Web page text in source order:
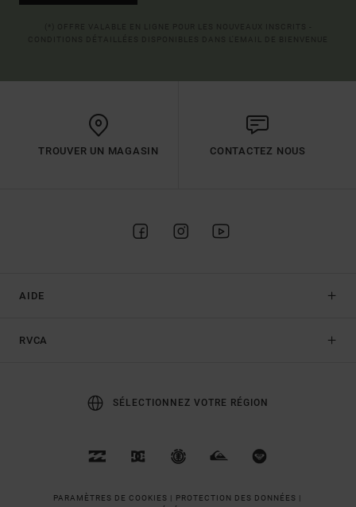
TROUVER UN MAGASIN CONTACTEZ NOUS
AIDE
RVCA
SÉLECTIONNEZ VOTRE RÉGION
PARAMÈTRES DE COOKIES | PROTECTION DES DONNÉES |